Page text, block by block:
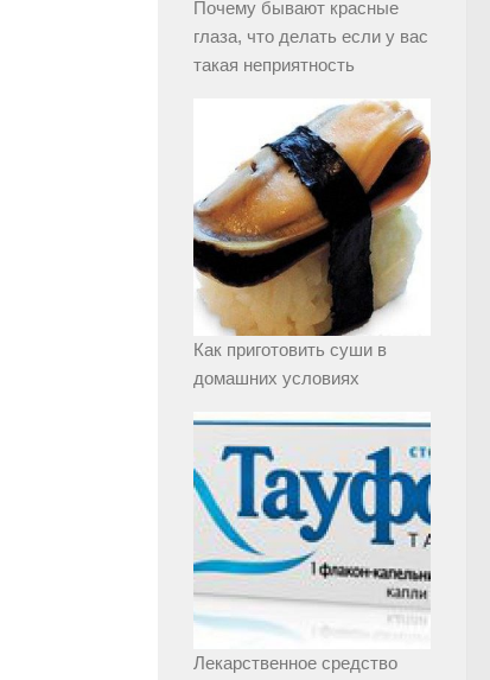
Почему бывают красные
глаза, что делать если у вас
такая неприятность
Как приготовить суши в
домашних условиях
Лекарственное средство